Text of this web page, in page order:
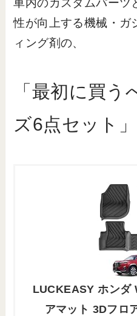
車内のカスタムパーツ
性が向上する機械・ガ
ィング剤の、
「最初に買う
ズ6点セット」
LUCKEASY ホンダ
アマット 3Dフロ